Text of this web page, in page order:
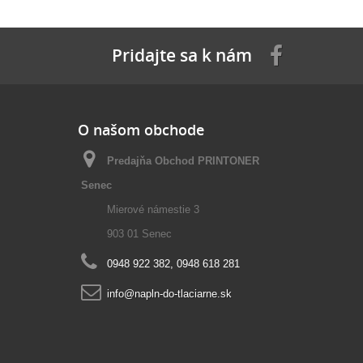
Pridajte sa k nám
O našom obchode
Predajňa Obchod PRINTONER
Senec
Mierové námestie 3
903 01 Senec
0948 922 382, 0948 618 281
info@napln-do-tlaciarne.sk